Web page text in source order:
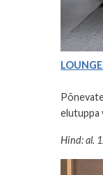
elutuppa
Hind: al.